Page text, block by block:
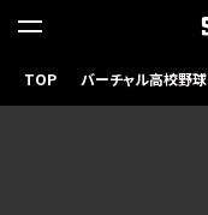
TOP バーチャル高校野球